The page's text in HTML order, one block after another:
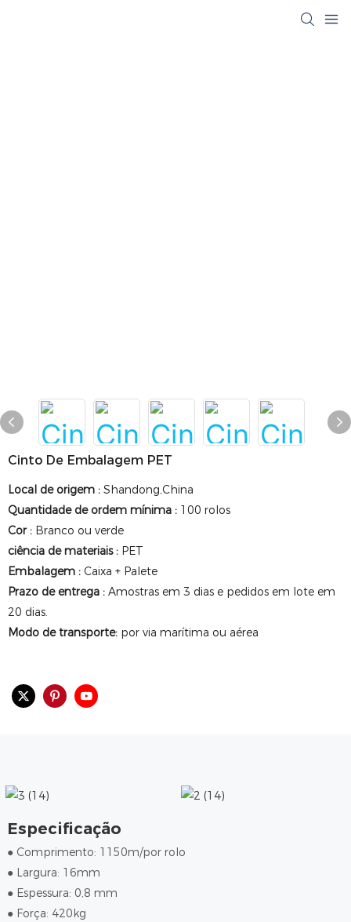
Cinto De Embalagem PET
Local de origem : Shandong,China
Quantidade de ordem mínima : 100 rolos
Cor : Branco ou verde
ciência de materiais : PET
Embalagem : Caixa + Palete
Prazo de entrega : Amostras em 3 dias e pedidos em lote em
20 dias.
Modo de transporte: por via marítima ou aérea
Especificação
● Comprimento: 1150m/por rolo
● Largura: 16mm
● Espessura: 0,8 mm
● Força: 420kg